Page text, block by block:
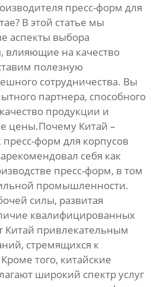
пресс-форм для
В этой статье мы
аспекты выбора
влияющие на качество
полезную
сотрудничества. Вы
партнера, способного
продукции и
цены.Почему Китай –
форм для корпусов
себя как
пресс-форм, в том
промышленности.
силы, развитая
квалифицированных
Китай привлекательным
стремящихся к
того, китайские
широкий спектр услуг